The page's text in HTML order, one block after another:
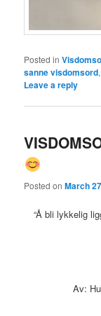
Posted in
sanne visdomsord
Leave a reply
Posted onMarch
“Å bli lykkelig
Av: